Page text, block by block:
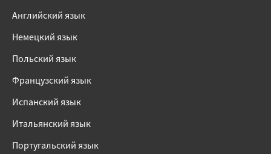
Английский язык
Немецкий язык
Польский язык
Французский язык
Испанский язык
Итальянский язык
Португальский язык